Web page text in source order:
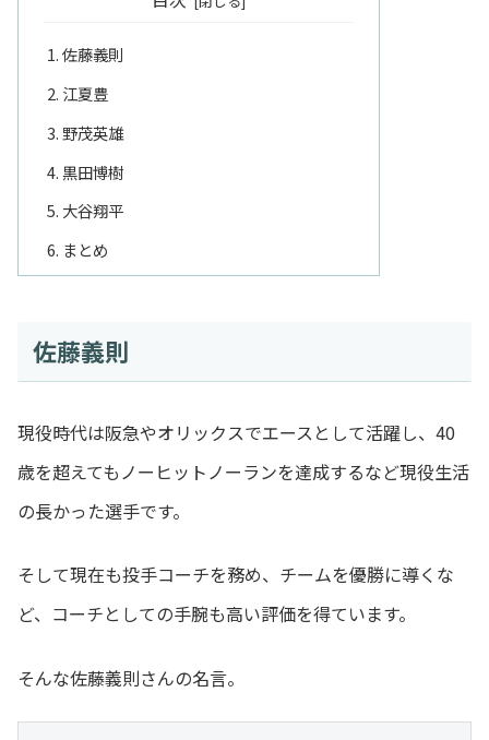
佐藤義則
江夏豊
野茂英雄
黒田博樹
大谷翔平
まとめ
佐藤義則
現役時代は阪急やオリックスでエースとして活躍し、40
歳を超えてもノーヒットノーランを達成するなど現役生活
の長かった選手です。
そして現在も投手コーチを務め、チームを優勝に導くな
ど、コーチとしての手腕も高い評価を得ています。
そんな佐藤義則さんの名言。